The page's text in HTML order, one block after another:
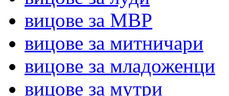
вицове за МВР
вицове за митничари
вицове за младоженци
вицове за мутри